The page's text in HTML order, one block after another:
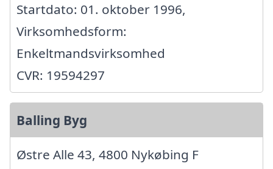
Startdato: 01. oktober 1996,
Virksomhedsform:
Enkeltmandsvirksomhed
CVR: 19594297
Balling Byg
Østre Alle 43, 4800 Nykøbing F